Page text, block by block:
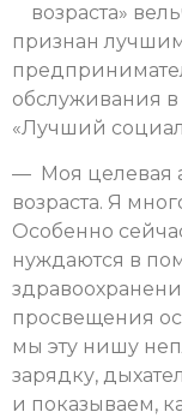
возраста»
признан
обслуживания
«Лучший
— Моя целевая
возраста. Я
Особенно
нуждаются в
просвещения
мы эту нишу
зарядку,
и показываем,